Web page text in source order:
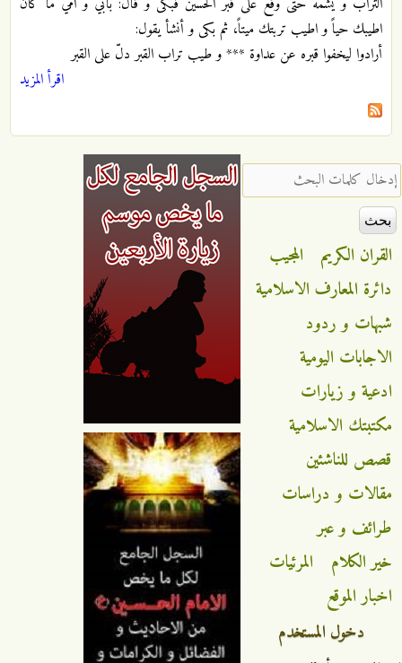
اطيبك حياً و اطيب تربتك ميتاً، ثم بكى و أنشأ يقول:
أرادوا ليخفوا قبره عن عداوة *** و طيب تراب القبر دلّ على القبر
اقرأ المزيد
‏إدخال كلمات البحث ‏
القران الكريم
المجيب
دائرة المعارف الاسلامية
شبهات و ردود
الاجابات اليومية
ادعية و زيارات
مكتبتك الاسلامية
قصص للناشئين
مقالات و دراسات
طرائف و عبر
خير الكلام
المرئيات
اخبار الموقع
دخول المستخدم